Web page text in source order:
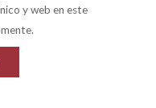
y web en este